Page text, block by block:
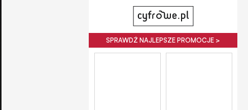
SPRAWDŹ NAJLEPSZE PROMOCJE >